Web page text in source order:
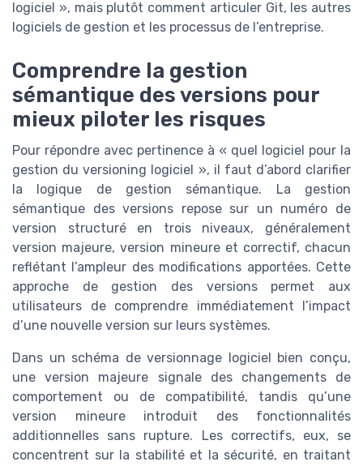
logiciel », mais plutôt comment articuler Git, les autres
logiciels de gestion et les processus de l’entreprise.
Comprendre la gestion
sémantique des versions pour
mieux piloter les risques
Pour répondre avec pertinence à « quel logiciel pour la
gestion du versioning logiciel », il faut d’abord clarifier
la logique de gestion sémantique. La gestion
sémantique des versions repose sur un numéro de
version structuré en trois niveaux, généralement
version majeure, version mineure et correctif, chacun
reflétant l’ampleur des modifications apportées. Cette
approche de gestion des versions permet aux
utilisateurs de comprendre immédiatement l’impact
d’une nouvelle version sur leurs systèmes.
Dans un schéma de versionnage logiciel bien conçu,
une version majeure signale des changements de
comportement ou de compatibilité, tandis qu’une
version mineure introduit des fonctionnalités
additionnelles sans rupture. Les correctifs, eux, se
concentrent sur la stabilité et la sécurité, en traitant